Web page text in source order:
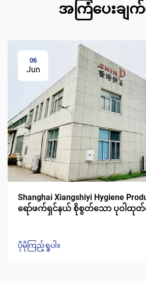
အကြံပေးချက်
06
Jun
Shanghai Xiangshiyi Hygiene
ရော်ဖက်ရှင်နယ် စိုစွတ်သော ပုဝါထု
ပိုမိုကြည့်ရှုပါ။